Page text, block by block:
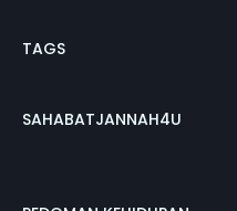
TAGS
SAHABATJANNAH4U